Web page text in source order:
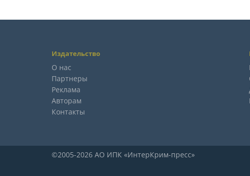
Издательство
О нас
Партнеры
Реклама
Авторам
Контакты
©2005-2026 АО ИПК «ИнтерКрим-пресс»